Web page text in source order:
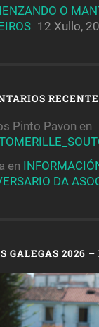
O
12 Xullo,
Pinto Pavon en
en
DA
GALEGAS 2026